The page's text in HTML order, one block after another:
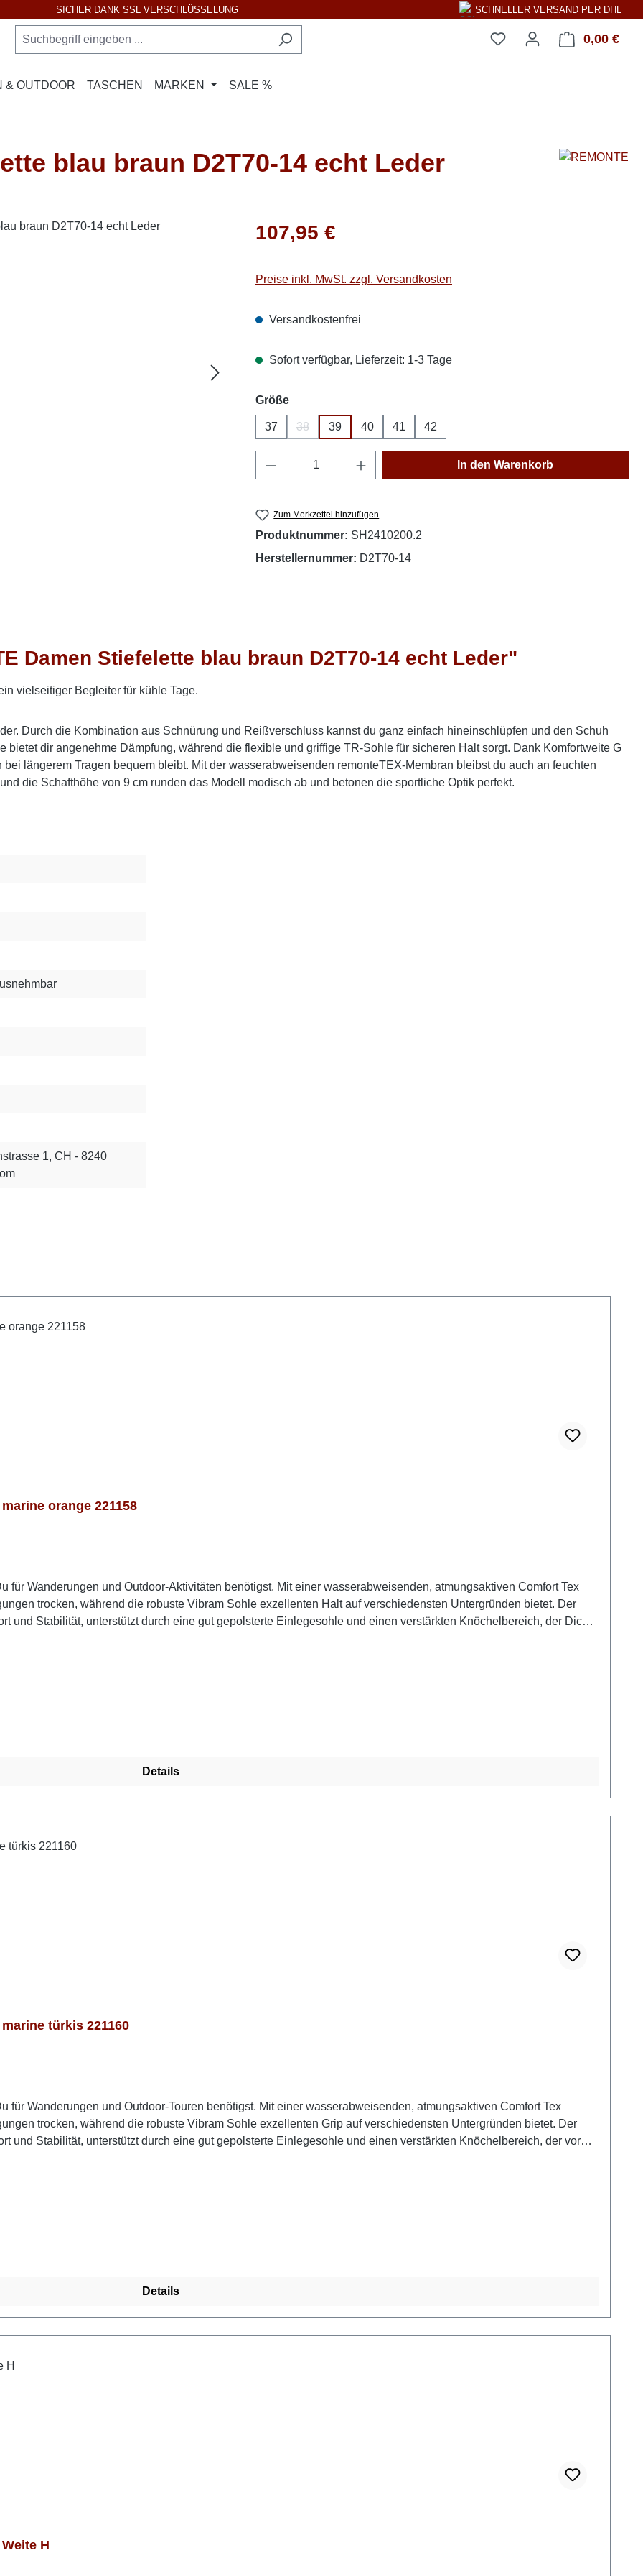
SICHER DANK SSL VERSCHLÜSSELUNG SCHNELLER VERSAND PER DHL
0,00 €
& OUTDOOR TASCHEN MARKEN SALE %
blau braun D2T70-14 echt Leder
Regulärer Preis:
107,95 €
Preise inkl. MwSt. zzgl. Versandkosten
Versandkostenfrei
Sofort verfügbar, Lieferzeit: 1-3 Tage
Größeauswählen
37 38
(Diese Option ist zurzeit nicht verfügbar.)
39 40 41 42
Produkt Anzahl: Gib den gewünschten Wert ein
In den Warenkorb
Zum Merkzettel hinzufügen
Produktnummer: SH2410200.2
Herstellernummer: D2T70-14
Damen Stiefelette blau braun D2T70-14 echt Leder"
vielseitiger Begleiter für kühle Tage.
Durch die Kombination aus Schnürung und Reißverschluss kannst du ganz einfach hineinschlüpfen und den Schuh
dir angenehme Dämpfung, während die flexible und griffige TR-Sohle für sicheren Halt sorgt. Dank Komfortweite G
längerem Tragen bequem bleibt. Mit der wasserabweisenden remonteTEX-Membran bleibst du auch an feuchten
die Schafthöhe von 9 cm runden das Modell modisch ab und betonen die sportliche Optik perfekt.
1, CH - 8240
orange 221158
für Wanderungen und Outdoor-Aktivitäten benötigst. Mit einer wasserabweisenden, atmungsaktiven Comfort Tex
trocken, während die robuste Vibram Sohle exzellenten Halt auf verschiedensten Untergründen bietet. Der
und Stabilität, unterstützt durch eine gut gepolsterte Einlegesohle und einen verstärkten Knöchelbereich, der Dich
Details
türkis 221160
für Wanderungen und Outdoor-Touren benötigst. Mit einer wasserabweisenden, atmungsaktiven Comfort Tex
trocken, während die robuste Vibram Sohle exzellenten Grip auf verschiedensten Untergründen bietet. Der
und Stabilität, unterstützt durch eine gut gepolsterte Einlegesohle und einen verstärkten Knöchelbereich, der vor
Details
H